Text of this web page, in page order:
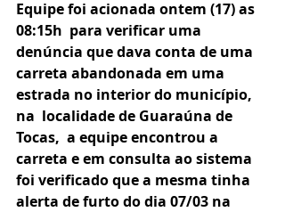
Equipe foi acionada ontem (17) as
08:15h  para verificar uma
denúncia que dava conta de uma
carreta abandonada em uma
estrada no interior do município,
na  localidade de Guaraúna de
Tocas,  a equipe encontrou a
carreta e em consulta ao sistema
foi verificado que a mesma tinha
alerta de furto do dia 07/03 na